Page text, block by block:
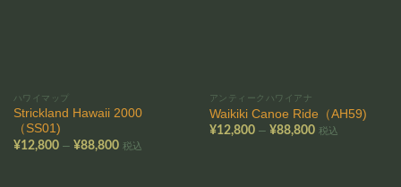
ハワイマップ
Strickland Hawaii 2000
（SS01)
¥12,800 – ¥88,800価税込
アンティークハワイアナ
Waikiki Canoe Ride（AH59)
¥12,800 – ¥88,800価税込